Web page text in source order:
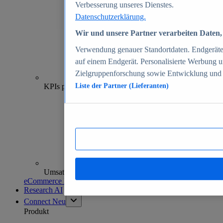
70+
KPIs pro Shop
Umsatzanalysen und -prognosen
eCommerce Insights entdecken
Research AI
Connect Neu
Produkt
Verbesserung unseres Dienstes.
Datenschutzerklärung.
Wir und unsere Partner verarbeiten
Verwendung genauer Standortdaten.
auf einem Endgerät. Personalisierte Werbung
Zielgruppenforschung sowie Entwicklung
Liste der Partner (Lieferanten)